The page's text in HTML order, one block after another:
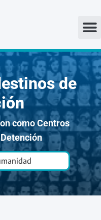
de
como Centros